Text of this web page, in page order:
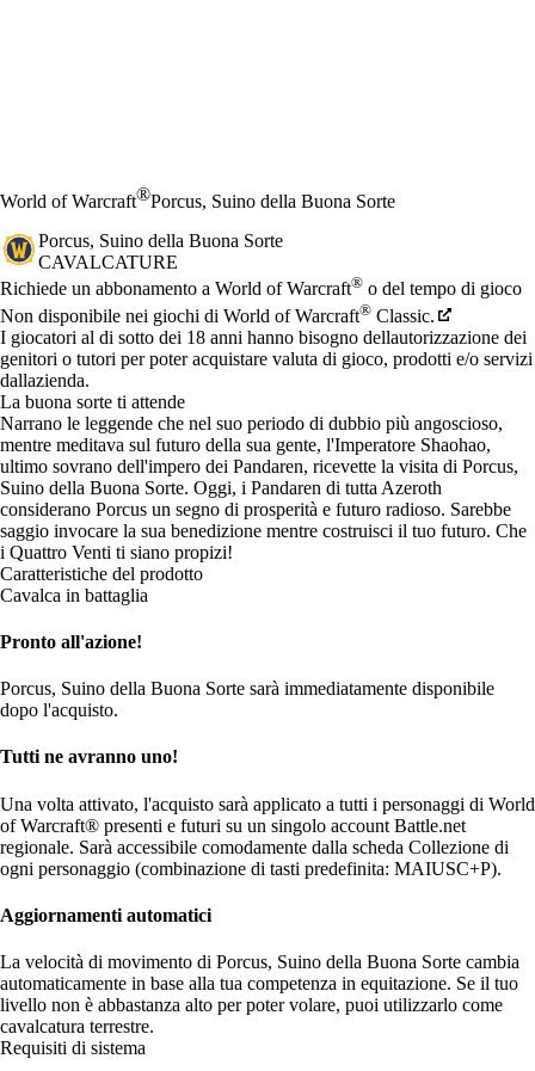
World of Warcraft®Porcus, Suino della Buona Sorte
Porcus, Suino della Buona Sorte
CAVALCATURE
Prezzo
Available actions
Richiede un abbonamento a World of Warcraft® o del tempo di gioco
Non disponibile nei giochi di World of Warcraft® Classic.
I giocatori al di sotto dei 18 anni hanno bisogno dellautorizzazione dei
genitori o tutori per poter acquistare valuta di gioco, prodotti e/o servizi
dallazienda.
La buona sorte ti attende
Narrano le leggende che nel suo periodo di dubbio più angoscioso,
mentre meditava sul futuro della sua gente, l'Imperatore Shaohao,
ultimo sovrano dell'impero dei Pandaren, ricevette la visita di Porcus,
Suino della Buona Sorte. Oggi, i Pandaren di tutta Azeroth
considerano Porcus un segno di prosperità e futuro radioso. Sarebbe
saggio invocare la sua benedizione mentre costruisci il tuo futuro. Che
i Quattro Venti ti siano propizi!
Caratteristiche del prodotto
Cavalca in battaglia
Pronto all'azione!
Porcus, Suino della Buona Sorte sarà immediatamente disponibile
dopo l'acquisto.
Tutti ne avranno uno!
Una volta attivato, l'acquisto sarà applicato a tutti i personaggi di World
of Warcraft® presenti e futuri su un singolo account Battle.net
regionale. Sarà accessibile comodamente dalla scheda Collezione di
ogni personaggio (combinazione di tasti predefinita: MAIUSC+P).
Aggiornamenti automatici
La velocità di movimento di Porcus, Suino della Buona Sorte cambia
automaticamente in base alla tua competenza in equitazione. Se il tuo
livello non è abbastanza alto per poter volare, puoi utilizzarlo come
cavalcatura terrestre.
Requisiti di sistema